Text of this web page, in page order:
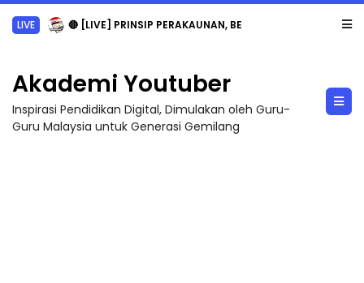
LIVE 🔴 [LIVE] PRINSIP PERAKAUNAN, BEDAH TUNTAS SOALAN 1 TRIAL OLEH CIKGU ...
Akademi Youtuber
Inspirasi Pendidikan Digital, Dimulakan oleh Guru-
Guru Malaysia untuk Generasi Gemilang